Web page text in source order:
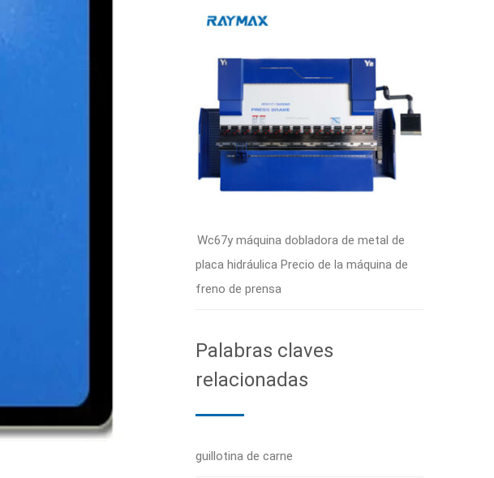
Wc67y máquina dobladora de metal de
placa hidráulica Precio de la máquina de
freno de prensa
Palabras claves
relacionadas
guillotina de carne